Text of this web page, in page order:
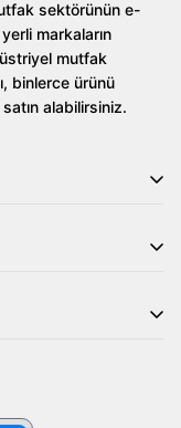
sektörünün e-
markaların
mutfak
binlerce ürünü
alabilirsiniz.